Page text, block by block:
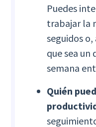
Puedes
trabajar la
seguidos
que sea un
semana
Quién